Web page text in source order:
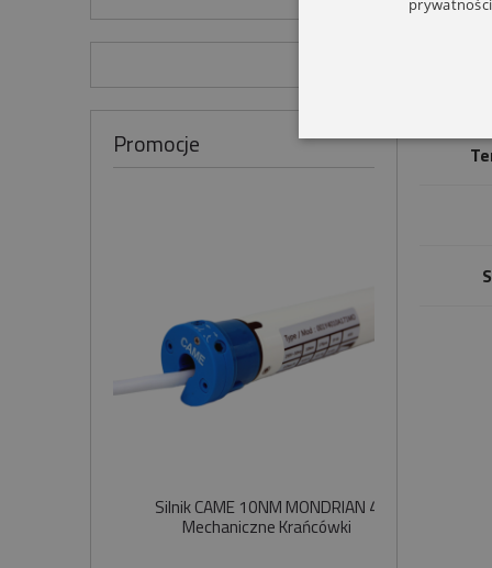
Promocje
Silnik CAME 10NM MONDRIAN 4
Mechaniczne Krańcówki